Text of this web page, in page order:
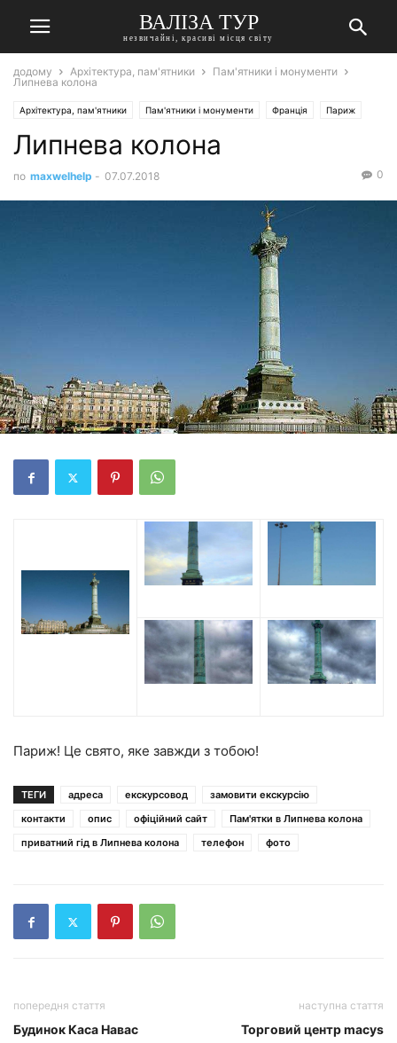
ВАЛІЗА ТУР
незвичайні, красиві місця світу
додому Архітектура, пам'ятники
Пам'ятники і монументи
Липнева колона
Архітектура, пам'ятники Пам'ятники і монументи Франція Париж
Липнева колона
по maxwelhelp - 07.07.2018 0
Париж! Це свято, яке завжди з тобою!
ТЕГИ адреса екскурсовод
замовити екскурсію
контакти
опис офіційний сайт
Пам'ятки в Липнева колона
приватний гід в Липнева колона
телефон фото
попередня стаття
Будинок Каса Навас
наступна стаття
Торговий центр macys